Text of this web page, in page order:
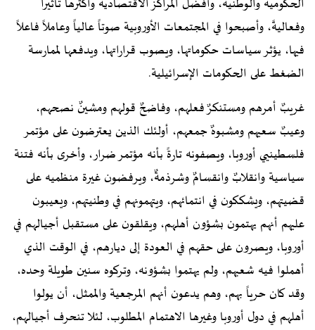
الحكومية والوطنية، وأفضل المراكز الاقتصادية وأكثرها تأثيراً
وفعاليةً، وأصبحوا في المجتمعات الأوروبية صوتاً عالياً وعاملاً فاعلاً
فيها، يؤثر سياسات حكوماتها، ويصوب قراراتها، ويدفعها لممارسة
الضغط على الحكومات الإسرائيلية.
غريبٌ أمرهم ومستنكرٌ فعلهم، وفاضحٌ قولهم ومشينٌ نصحهم،
وعيبٌ سعيهم ومشبوهٌ جمعهم، أولئك الذين يعترضون على مؤتمر
فلسطينيي أوروبا، ويصفونه تارةً بأنه مؤتمر ضرار، وأخرى بأنه فتنة
سياسية وانقلابٌ وانقسامٌ وشرذمةٌ، ويرفضون غيرة منظميه على
قضيتهم، ويشككون في انتمائهم، ويتهمونهم في وطنيتهم، ويعيبون
عليهم أنهم يهتمون بشؤون أهلهم، ويقلقون على مستقبل أجيالهم في
أوروبا، ويصرون على حقهم في العودة إلى ديارهم، في الوقت الذي
أهملوا فيه شعبهم، ولم يهتموا بشؤونه، وتركوه سنين طويلة وحده،
وقد كان حرياً بهم، وهم يدعون أنهم المرجعية والممثل، أن يولوا
أهلهم في دول أوروبا وغيرها الاهتمام المطلوب، لئلا تنحرف أجيالهم،